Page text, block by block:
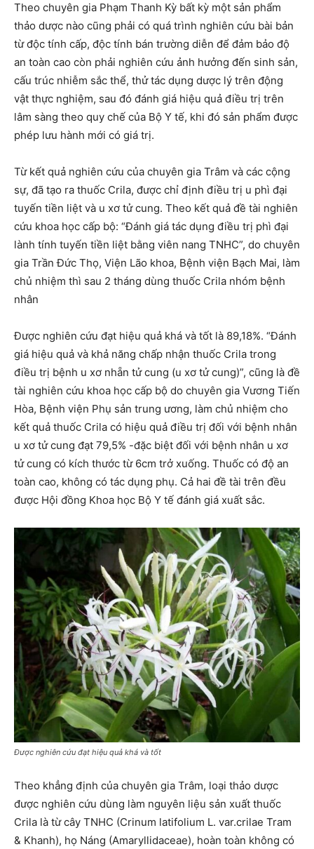
Theo chuyên gia Phạm Thanh Kỳ bất kỳ một sản phẩm
thảo dược nào cũng phải có quá trình nghiên cứu bài bản
từ độc tính cấp, độc tính bán trường diễn để đảm bảo độ
an toàn cao còn phải nghiên cứu ảnh hưởng đến sinh sản,
cấu trúc nhiễm sắc thể, thử tác dụng dược lý trên động
vật thực nghiệm, sau đó đánh giá hiệu quả điều trị trên
lâm sàng theo quy chế của Bộ Y tế, khi đó sản phẩm được
phép lưu hành mới có giá trị.
Từ kết quả nghiên cứu của chuyên gia Trâm và các cộng
sự, đã tạo ra thuốc Crila, được chỉ định điều trị u phì đại
tuyến tiền liệt và u xơ tử cung. Theo kết quả đề tài nghiên
cứu khoa học cấp bộ: “Đánh giá tác dụng điều trị phì đại
lành tính tuyến tiền liệt bằng viên nang TNHC”, do chuyên
gia Trần Đức Thọ, Viện Lão khoa, Bệnh viện Bạch Mai, làm
chủ nhiệm thì sau 2 tháng dùng thuốc Crila nhóm bệnh
nhân
Được nghiên cứu đạt hiệu quả khá và tốt là 89,18%. “Đánh
giá hiệu quả và khả năng chấp nhận thuốc Crila trong
điều trị bệnh u xơ nhẵn tử cung (u xơ tử cung)”, cũng là đề
tài nghiên cứu khoa học cấp bộ do chuyên gia Vương Tiến
Hòa, Bệnh viện Phụ sản trung ương, làm chủ nhiệm cho
kết quả thuốc Crila có hiệu quả điều trị đối với bệnh nhân
u xơ tử cung đạt 79,5% -đặc biệt đối với bệnh nhân u xơ
tử cung có kích thước từ 6cm trở xuống. Thuốc có độ an
toàn cao, không có tác dụng phụ. Cả hai đề tài trên đều
được Hội đồng Khoa học Bộ Y tế đánh giá xuất sắc.
Được nghiên cứu đạt hiệu quả khá và tốt
Theo khẳng định của chuyên gia Trâm, loại thảo dược
được nghiên cứu dùng làm nguyên liệu sản xuất thuốc
Crila là từ cây TNHC (Crinum latifolium L. var.crilae Tram
& Khanh), họ Náng (Amaryllidaceae), hoàn toàn không có